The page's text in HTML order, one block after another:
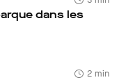
dans les
2 min